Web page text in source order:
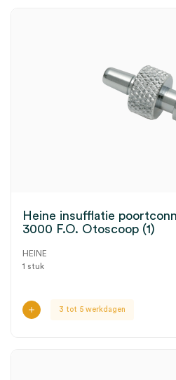
Heine insufflatie
3000 F.O. Otoscoop (1)
HEINE
1 stuk
3 tot 5 werkdagen